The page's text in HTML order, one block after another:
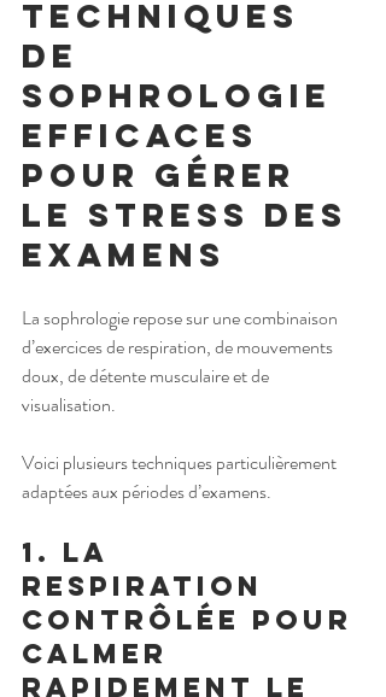
techniques
de
sophrologie
efficaces
pour gérer
le stress des
examens
La sophrologie repose sur une combinaison
d’exercices de respiration, de mouvements
doux, de détente musculaire et de
visualisation.
Voici plusieurs techniques particulièrement
adaptées aux périodes d’examens.
1. La
respiration
contrôlée pour
calmer
rapidement le